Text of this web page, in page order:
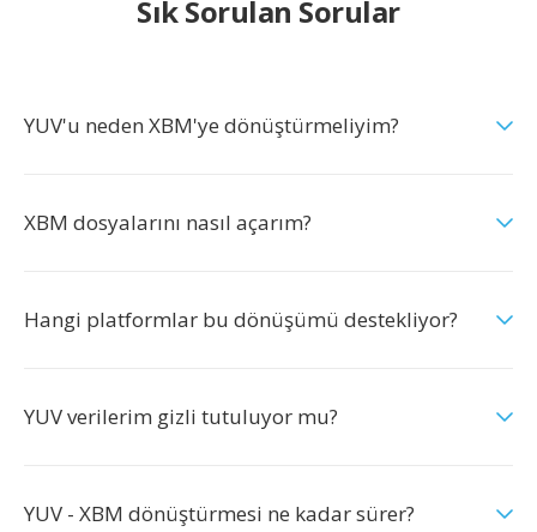
Sık Sorulan Sorular
YUV'u neden XBM'ye dönüştürmeliyim?
XBM dosyalarını nasıl açarım?
Hangi platformlar bu dönüşümü destekliyor?
YUV verilerim gizli tutuluyor mu?
YUV - XBM dönüştürmesi ne kadar sürer?